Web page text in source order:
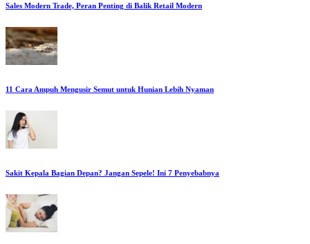
Sales Modern Trade, Peran Penting di Balik Retail Modern
11 Cara Ampuh Mengusir Semut untuk Hunian Lebih Nyaman
Sakit Kepala Bagian Depan? Jangan Sepele! Ini 7 Penyebabnya